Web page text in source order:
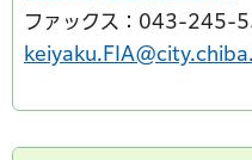
ファックス：043-245-